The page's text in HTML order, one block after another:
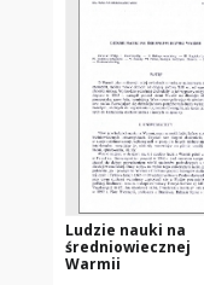
Ludzie nauki na
średniowiecznej
Warmii